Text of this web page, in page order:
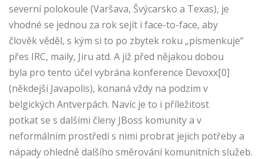
severní polokoule (Varšava, Švýcarsko a Texas), je
vhodné se jednou za rok sejít i face-to-face, aby
člověk věděl, s kým si to po zbytek roku „písmenkuje“
přes IRC, maily, Jiru atd. A již před nějakou dobou
byla pro tento účel vybrána konference Devoxx[0]
(někdejší Javapolis), konaná vždy na podzim v
belgických Antverpách. Navíc je to i příležitost
potkat se s dalšími členy JBoss komunity a v
neformálním prostředí s nimi probrat jejich potřeby a
nápady ohledně dalšího směrování komunitních služeb.